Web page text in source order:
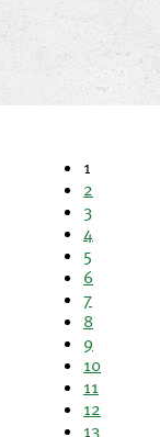
1
2
3
4
5
6
7
8
9
10
11
12
13